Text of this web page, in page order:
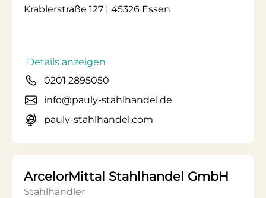
Krablerstraße 127 | 45326 Essen
Details anzeigen
0201 2895050
info@pauly-stahlhandel.de
pauly-stahlhandel.com
ArcelorMittal Stahlhandel GmbH
Stahlhändler